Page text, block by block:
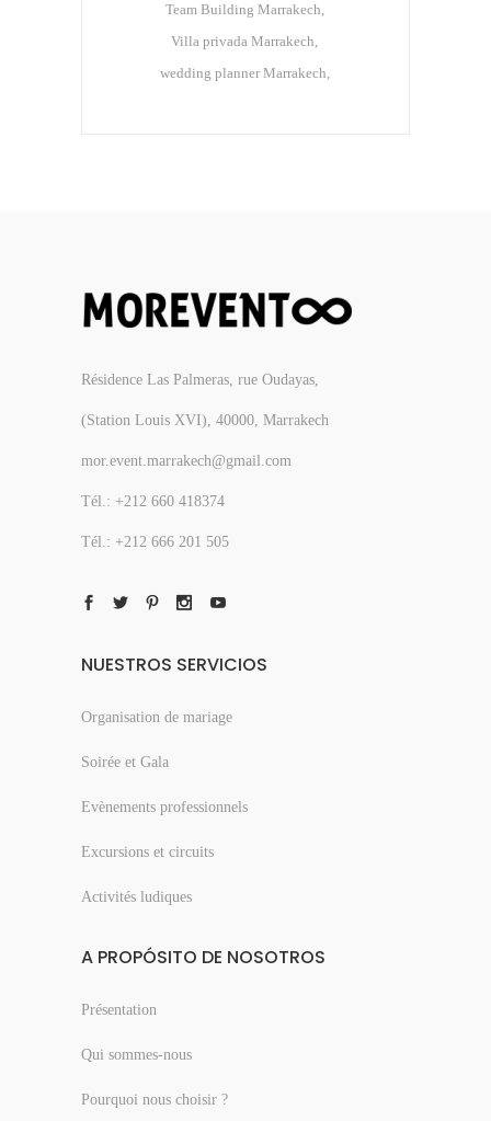
Team Building Marrakech
Villa privada Marrakech
wedding planner Marrakech
Résidence Las Palmeras, rue Oudayas,
(Station Louis XVI), 40000, Marrakech
mor.event.marrakech@gmail.com
Tél.: +212 660 418374
Tél.: +212 666 201 505
NUESTROS SERVICIOS
Organisation de mariage
Soirée et Gala
Evènements professionnels
Excursions et circuits
Activités ludiques
A PROPÓSITO DE NOSOTROS
Présentation
Qui sommes-nous
Pourquoi nous choisir ?